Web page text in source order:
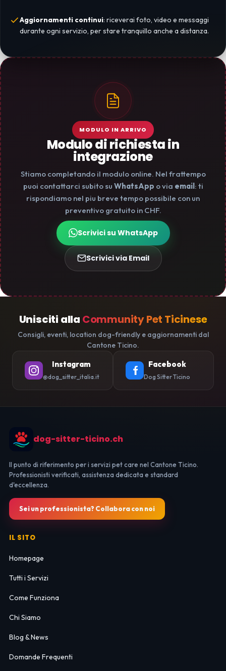
Aggiornamenti continui: riceverai foto, video e messaggi
durante ogni servizio, per stare tranquillo anche a distanza.
MODULO IN ARRIVO
Modulo di richiesta in
integrazione
Stiamo completando il modulo online. Nel frattempo
puoi contattarci subito su WhatsApp o via email: ti
rispondiamo nel piu breve tempo possibile con un
preventivo gratuito in CHF.
Scrivici su WhatsApp
Scrivici via Email
Unisciti alla Community Pet Ticinese
Consigli, eventi, location dog-friendly e aggiornamenti dal
Cantone Ticino.
Instagram
@dog_sitter_italia.it
Facebook
Dog Sitter Ticino
dog-sitter-ticino.ch
Il punto di riferimento per i servizi pet care nel Cantone Ticino.
Professionisti verificati, assistenza dedicata e standard
d'eccellenza.
Sei un professionista? Collabora con noi
IL SITO
Homepage
Tutti i Servizi
Come Funziona
Chi Siamo
Blog & News
Domande Frequenti